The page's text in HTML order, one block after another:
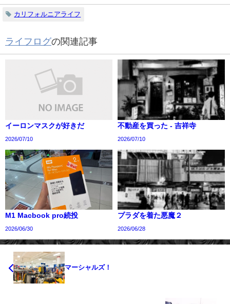
カリフォルニアライフ
ライフログの関連記事
イーロンマスクが好きだ
2026/07/10
不動産を買った - 吉祥寺
2026/07/10
M1 Macbook pro続投
2026/06/30
プラダを着た悪魔２
2026/06/28
マーシャルズ！